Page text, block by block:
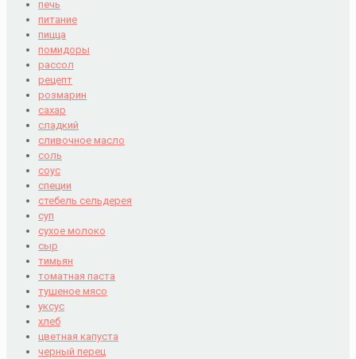
печь
питание
пицца
помидоры
рассол
рецепт
розмарин
сахар
сладкий
сливочное масло
соль
соус
специи
стебель сельдерея
суп
сухое молоко
сыр
тимьян
томатная паста
тушеное мясо
уксус
хлеб
цветная капуста
черный перец